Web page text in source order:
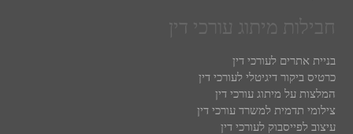
חבילות מיתוג עורכי דין
בניית אתרים לעורכי דין
כרטיס ביקור דיגיטלי לעורכי דין
המלצות על מיתוג עורכי דין
צילומי תדמית למשרד עורכי דין
עיצוב לפייסבוק לעורכי דין